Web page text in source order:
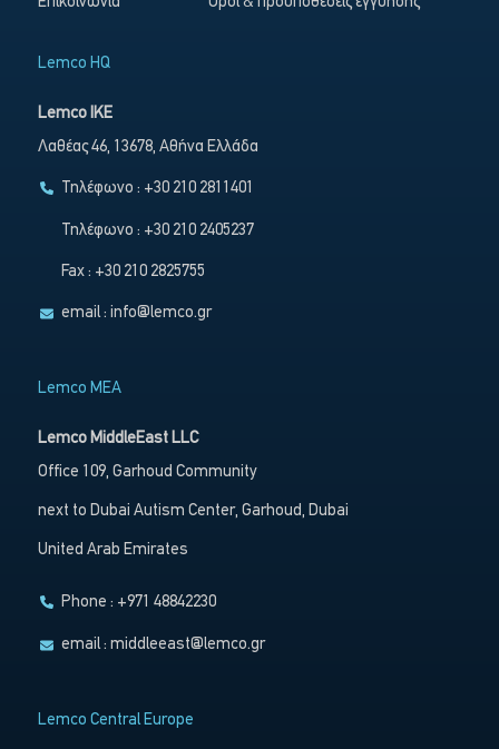
Lemco HQ
Lemco IKE
Λαθέας 46, 13678, Αθήνα Ελλάδα
Τηλέφωνο : +30 210 2811401
Τηλέφωνο : +30 210 2405237
Fax : +30 210 2825755
email :info@lemco.gr
Lemco MEA
Lemco MiddleEast LLC
Office 109, Garhoud Community
next to Dubai Autism Center, Garhoud, Dubai
United Arab Emirates
Phone : +971 48842230
email :middleeast@lemco.gr
Lemco Central Europe